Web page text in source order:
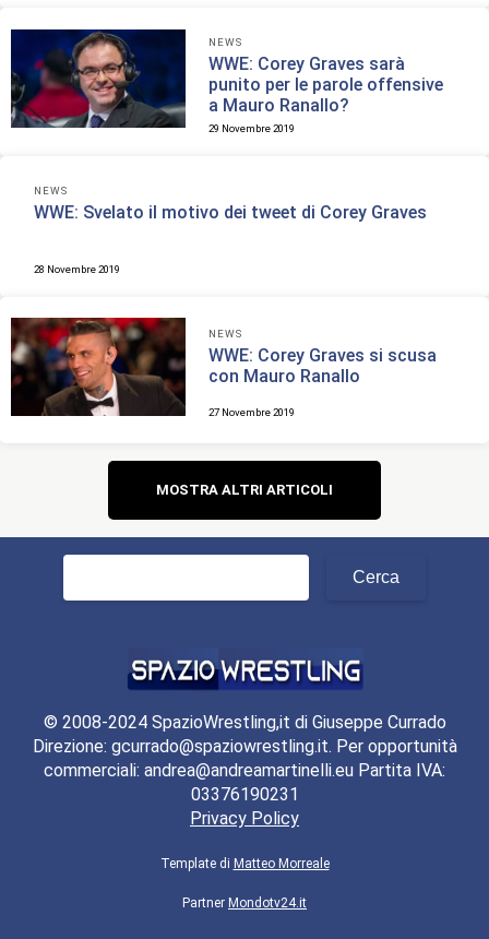
NEWS
WWE: Corey Graves sarà
punito per le parole offensive
a Mauro Ranallo?
29 Novembre 2019
NEWS
WWE: Svelato il motivo dei tweet di Corey Graves
28 Novembre 2019
NEWS
WWE: Corey Graves si scusa
con Mauro Ranallo
27 Novembre 2019
Navigazione
articoli
MOSTRA ALTRI ARTICOLI
Ricerca
© 2008-2024 SpazioWrestling,it di Giuseppe Currado
Direzione: gcurrado@spaziowrestling.it. Per opportunità
commerciali: andrea@andreamartinelli.eu Partita IVA:
03376190231
Privacy Policy
Template di Matteo Morreale
Partner Mondotv24.it